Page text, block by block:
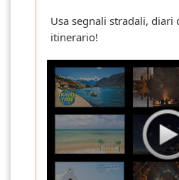
Usa segnali stradali,
itinerario!